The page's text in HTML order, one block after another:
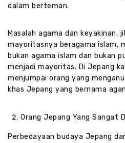
dalam berteman.
Masalah agama dan keyakinan,
mayoritasnya beragama islam,
bukan agama islam dan bukan
menjadi mayoritas. Di Jepang
menjumpai orang yang
khas Jepang yang bernama
Orang Jepang Yang Sangat
Perbedayaan budaya Jepang